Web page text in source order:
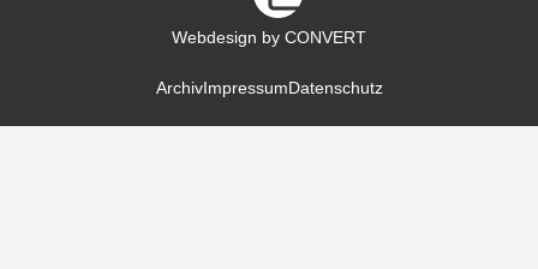
Webdesign by CONVERT
ArchivImpressum Datenschutz